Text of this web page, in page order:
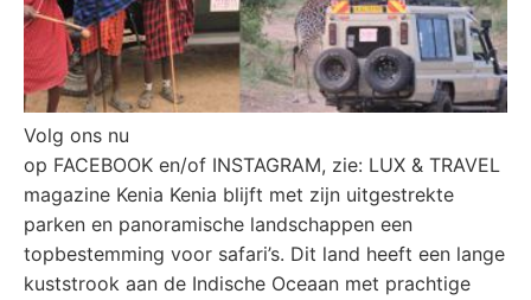
Volg ons nu
op FACEBOOK en/of INSTAGRAM, zie: LUX & TRAVEL
magazine Kenia Kenia blijft met zijn uitgestrekte
parken en panoramische landschappen een
topbestemming voor safari’s. Dit land heeft een lange
kuststrook aan de Indische Oceaan met prachtige